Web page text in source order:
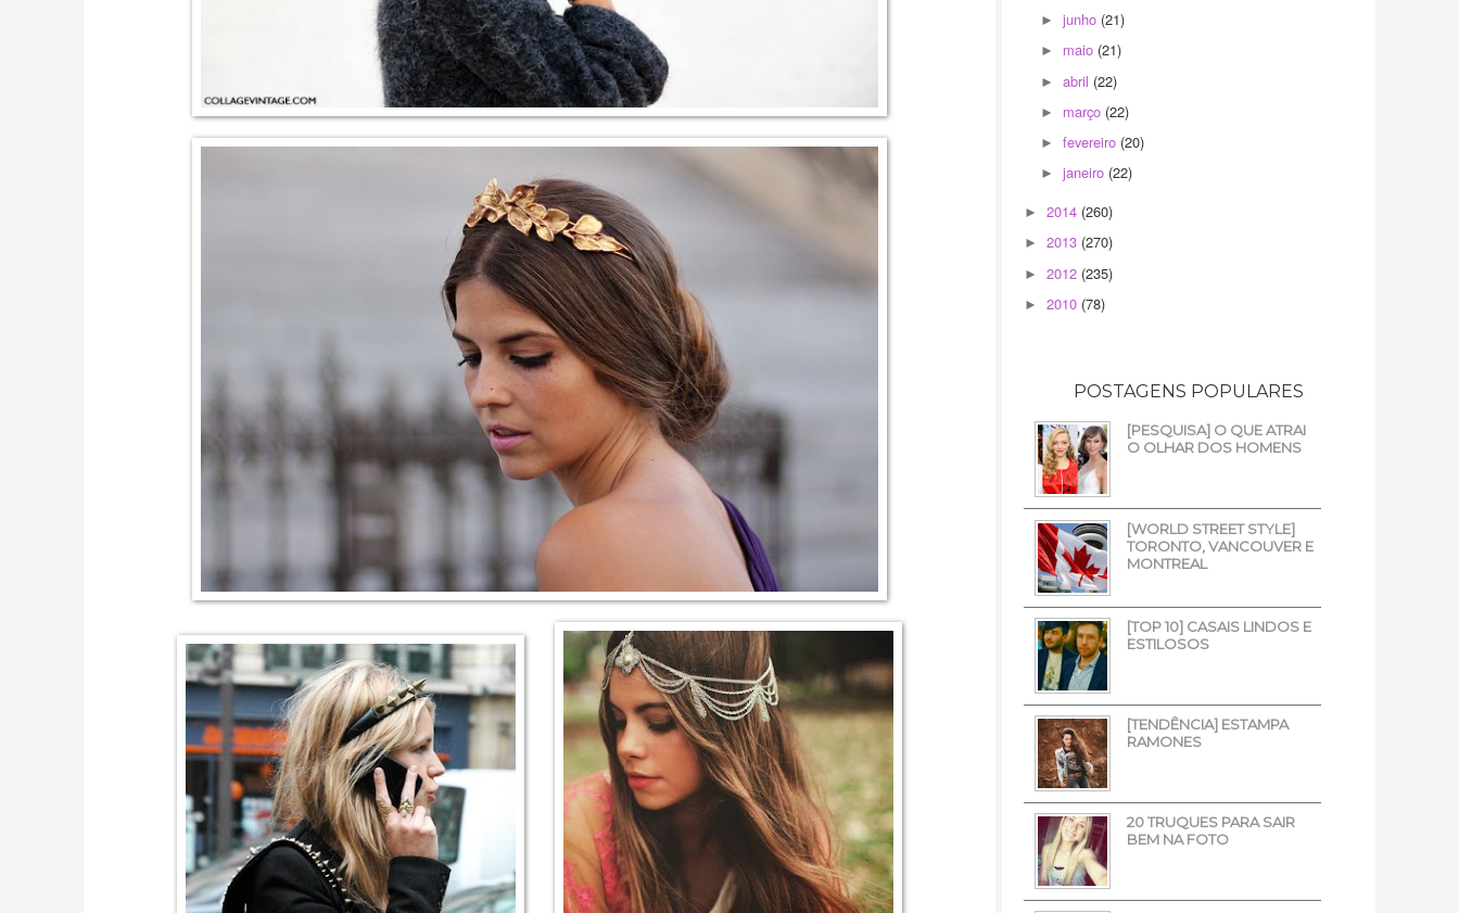
►junho (21)
► maio (21)
►abril (22)
► março (22)
►fevereiro (20)
►janeiro (22)
► 2014 (260)
► 2013 (270)
► 2012 (235)
► 2010 (78)
POSTAGENS POPULARES
[PESQUISA] O QUE ATRAI
O OLHAR DOS HOMENS
[WORLD STREET STYLE]
TORONTO, VANCOUVER E
MONTREAL
[TOP 10] CASAIS LINDOS E
ESTILOSOS
[TENDÊNCIA] ESTAMPA
RAMONES
20 TRUQUES PARA SAIR
BEM NA FOTO